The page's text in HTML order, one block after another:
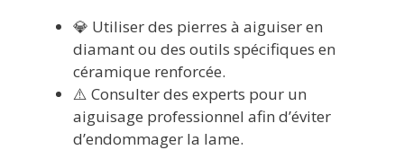
💎 Utiliser des pierres à aiguiser en
diamant ou des outils spécifiques en
céramique renforcée.
⚠️ Consulter des experts pour un
aiguisage professionnel afin d’éviter
d’endommager la lame.